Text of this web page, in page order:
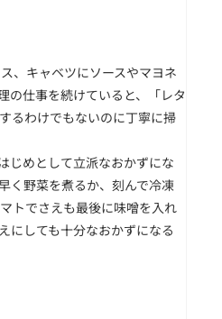
、キャベツにソースやマヨネ
の仕事を続けていると、「レタ
るわけでもないのに丁寧に掃
じめとして立派なおかずにな
く野菜を煮るか、刻んで冷凍
トでさえも最後に味噌を入れ
にしても十分なおかずになる